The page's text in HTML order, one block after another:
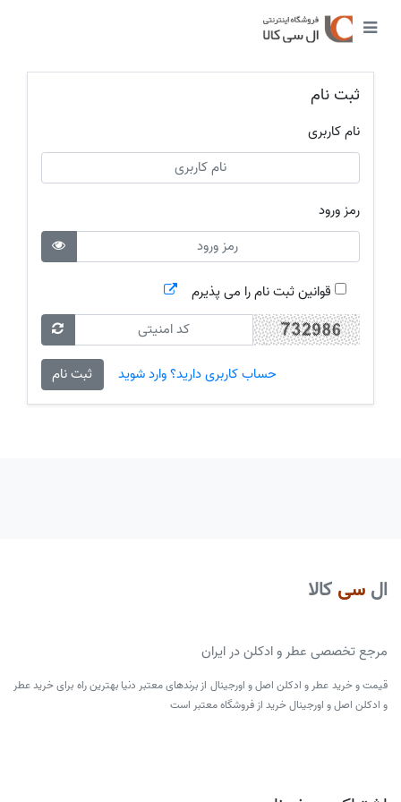
ثبت نام
نام کاربری
رمز ورود
قوانین ثبت نام را می پذیرم
حساب کاربری دارید؟ وارد شوید ثبت نام
ال سی کالا
مرجع تخصصی عطر و ادکلن در ایران
قیمت و خرید عطر و ادکلن اصل و اورجینال از برندهای معتبر دنیا بهترین راه برای خرید عطر
و ادکلن اصل و اورجینال خرید از فروشگاه معتبر است